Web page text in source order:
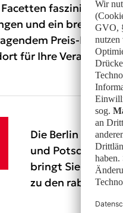
faszinieren:
und ein breites
Preis-
für Ihre
Die Berlin
und Potsdam.
bringt Sie quer
zu den